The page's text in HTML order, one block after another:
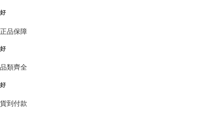
好
正品保障
好
品類齊全
好
貨到付款